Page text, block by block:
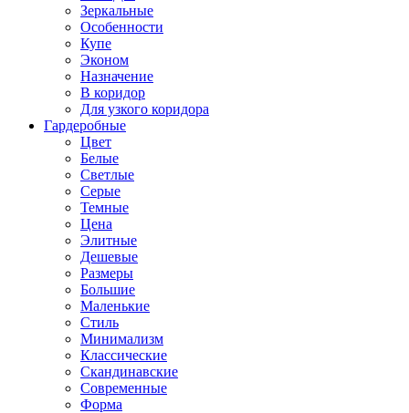
Зеркальные
Особенности
Купе
Эконом
Назначение
В коридор
Для узкого коридора
Гардеробные
Цвет
Белые
Светлые
Серые
Темные
Цена
Элитные
Дешевые
Размеры
Большие
Маленькие
Стиль
Минимализм
Классические
Скандинавские
Современные
Форма